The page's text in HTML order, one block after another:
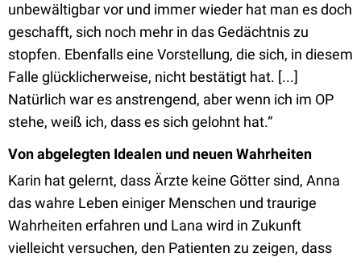
unbewältigbar vor und immer wieder hat man es doch
geschafft, sich noch mehr in das Gedächtnis zu
stopfen. Ebenfalls eine Vorstellung, die sich, in diesem
Falle glücklicherweise, nicht bestätigt hat. [...]
Natürlich war es anstrengend, aber wenn ich im OP
stehe, weiß ich, dass es sich gelohnt hat.“
Von abgelegten Idealen und neuen Wahrheiten
Karin hat gelernt, dass Ärzte keine Götter sind, Anna
das wahre Leben einiger Menschen und traurige
Wahrheiten erfahren und Lana wird in Zukunft
vielleicht versuchen, den Patienten zu zeigen, dass